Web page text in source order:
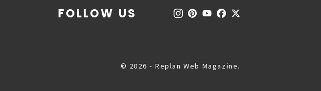
FOLLOW US
© 2026 - Replan Web Magazine.